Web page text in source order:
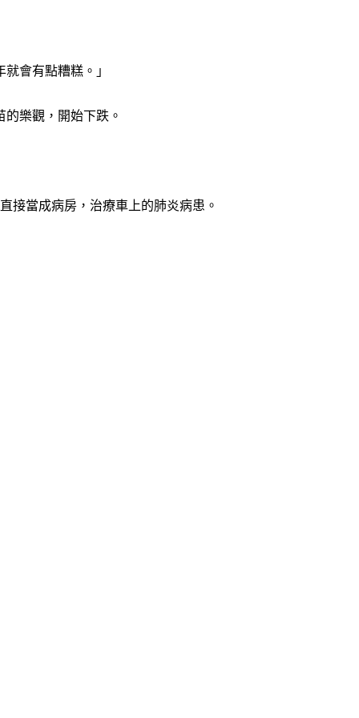
會有點糟糕。」
樂觀，開始下跌。
接當成病房，治療車上的肺炎病患。